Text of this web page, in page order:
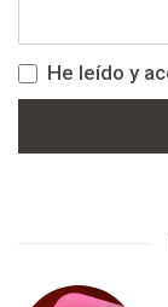
He leído y